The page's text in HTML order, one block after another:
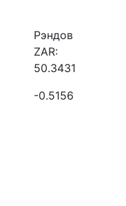
Рэндов
ZAR:
50.3431
-0.5156